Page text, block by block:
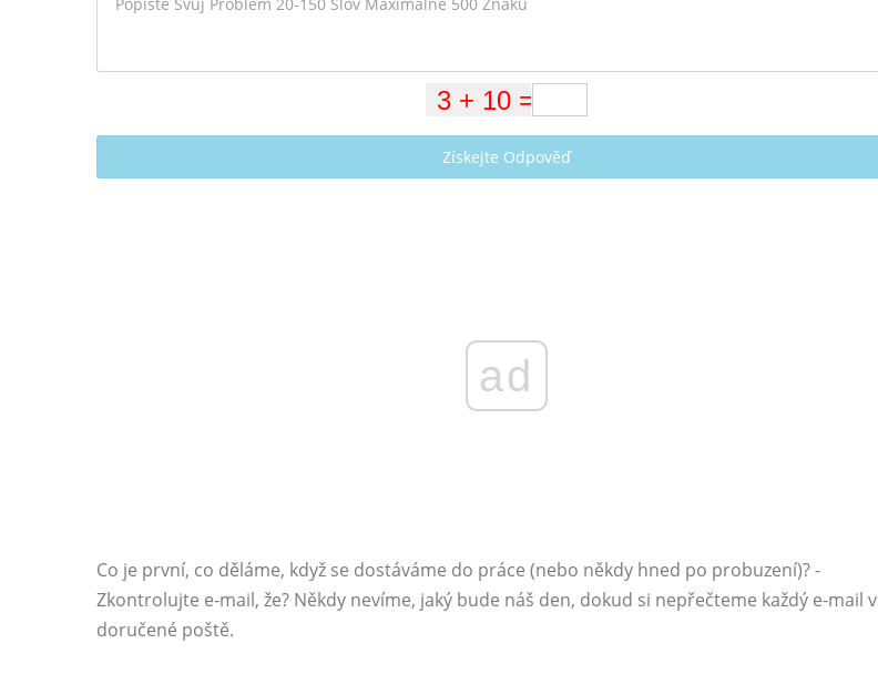
Získejte Odpověď
ad
Co je první, co děláme, když se dostáváme do práce (nebo někdy hned po probuzení)? -
Zkontrolujte e-mail, že? Někdy nevíme, jaký bude náš den, dokud si nepřečteme každý e-mail v
doručené poště.